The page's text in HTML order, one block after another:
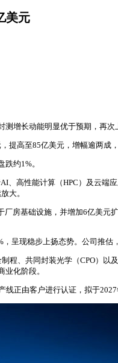
美元
增长动能明显优于预期，再
提高至85亿美元，增幅逾两
约1%。
高性能计算（HPC）及云
大。
房基础设施，并增加6亿美
呈现稳步上扬态势。公司推
程、共同封装光学（CPO）
化阶段。
正由客户进行认证，拟于